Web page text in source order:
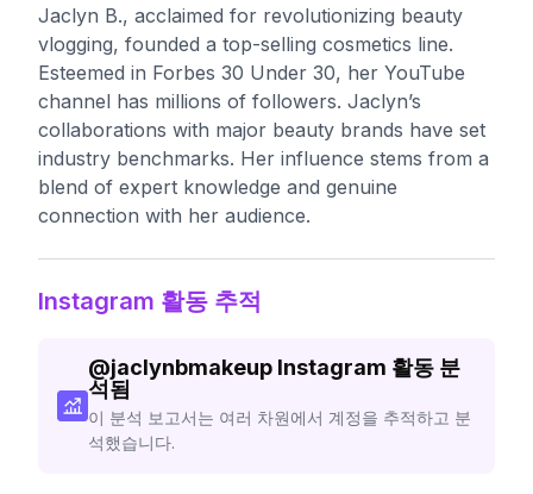
Jaclyn B., acclaimed for revolutionizing beauty
vlogging, founded a top-selling cosmetics line.
Esteemed in Forbes 30 Under 30, her YouTube
channel has millions of followers. Jaclyn’s
collaborations with major beauty brands have set
industry benchmarks. Her influence stems from a
blend of expert knowledge and genuine
connection with her audience.
Instagram 활동 추적
@jaclynbmakeup Instagram 활동 분
석됨
이 분석 보고서는 여러 차원에서 계정을 추적하고 분
석했습니다.